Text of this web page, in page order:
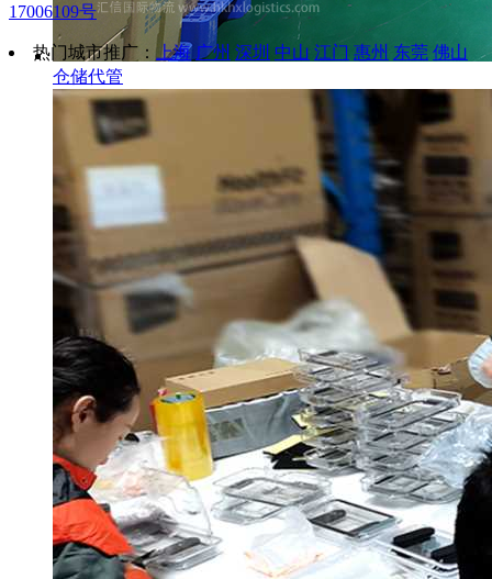
仓储代管
17006109号
热门城市推广：上海 广州 深圳 中山 江门 惠州 东莞 佛山